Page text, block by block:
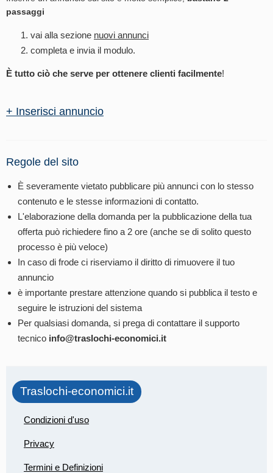
passaggi
vai alla sezione nuovi annunci
completa e invia il modulo.
È tutto ciò che serve per ottenere clienti facilmente!
+ Inserisci annuncio
Regole del sito
È severamente vietato pubblicare più annunci con lo stesso
contenuto e le stesse informazioni di contatto.
L'elaborazione della domanda per la pubblicazione della tua
offerta può richiedere fino a 2 ore (anche se di solito questo
processo è più veloce)
In caso di frode ci riserviamo il diritto di rimuovere il tuo
annuncio
è importante prestare attenzione quando si pubblica il testo e
seguire le istruzioni del sistema
Per qualsiasi domanda, si prega di contattare il supporto
tecnico info@traslochi-economici.it
Traslochi-economici.it
Condizioni d'uso
Privacy
Termini e Definizioni